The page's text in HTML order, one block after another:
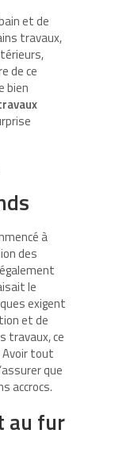
et de
travaux,
de ce
bien
à
des
le
exigent
et de
travaux, ce
Avoir tout
que
accrocs.
au fur